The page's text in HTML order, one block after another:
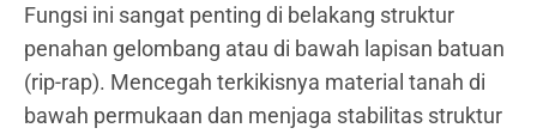
Fungsi ini sangat penting di belakang struktur
penahan gelombang atau di bawah lapisan batuan
(rip-rap). Mencegah terkikisnya material tanah di
bawah permukaan dan menjaga stabilitas struktur